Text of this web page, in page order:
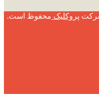
پروکلیک محفوظ است.